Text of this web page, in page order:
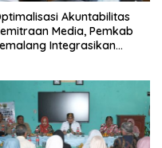
Akuntabilitas
Media, Pemkab
Integrasikan